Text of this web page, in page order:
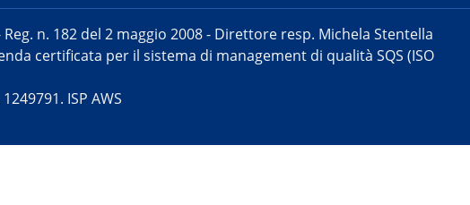
n. 182 del 2 maggio 2008 - Direttore resp. Michela Stentella
certificata per il sistema di management di qualità SQS (ISO
ISP AWS